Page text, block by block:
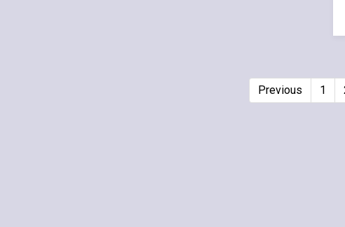
Previous 1